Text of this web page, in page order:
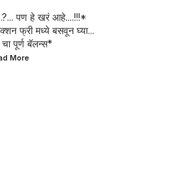
पण हे खरं आहे....!!!*
फ्री मध्ये बसवून घ्या...
पूर्ण बॅलन्स*
More